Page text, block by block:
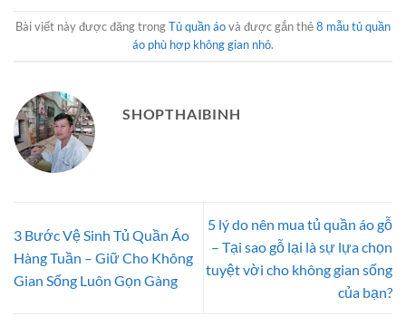
Bài viết này được đăng trongTủ quần áovà được gắn thẻ8 mẫu tủ quần
áo phù hợp không gian nhỏ.
SHOPTHAIBINH
3 Bước Vệ Sinh Tủ Quần Áo
Hàng Tuần – Giữ Cho Không
Gian Sống Luôn Gọn Gàng
5 lý do nên mua tủ quần áo gỗ
– Tại sao gỗ lại là sự lựa chọn
tuyệt vời cho không gian sống
của bạn?